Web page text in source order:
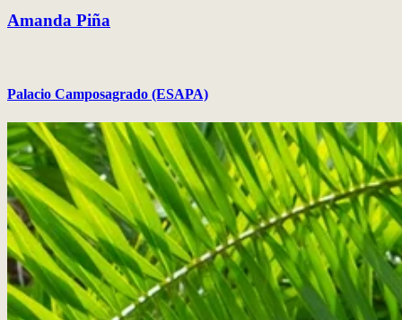
Amanda Piña
Palacio Camposagrado (ESAPA)